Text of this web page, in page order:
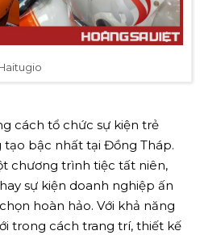
cách tổ chức sự kiện trẻ
tạo bậc nhất tại Đồng Tháp.
chương trình tiệc tất niên,
sự kiện doanh nghiệp ấn
hoàn hảo. Với khả năng
trong cách trang trí, thiết kế